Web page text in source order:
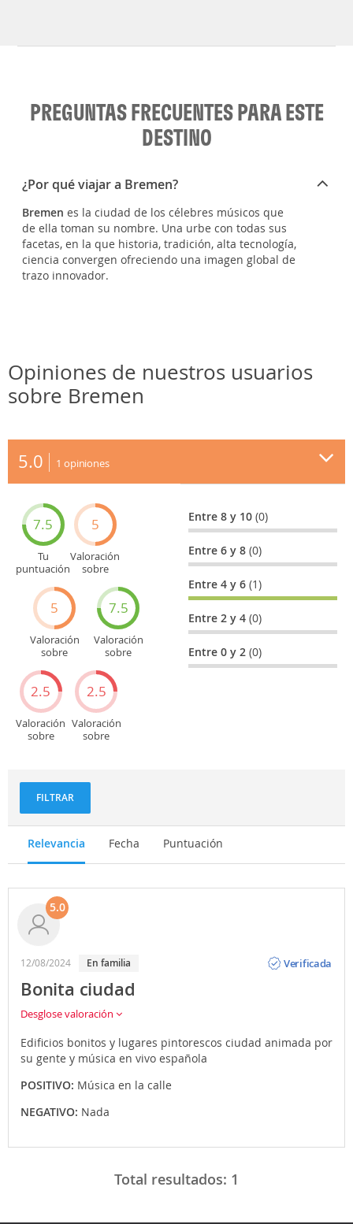
PREGUNTAS FRECUENTES PARA ESTE
DESTINO
¿Por qué viajar a Bremen?
Bremen es la ciudad de los célebres músicos que
de ella toman su nombre. Una urbe con todas sus
facetas, en la que historia, tradición, alta tecnología,
ciencia convergen ofreciendo una imagen global de
trazo innovador.
Opiniones de nuestros usuarios
sobre Bremen
5.0 1 opiniones
7.5
Tu
puntuación
5
Valoración
sobre
5
Valoración
sobre
7.5
Valoración
sobre
turísticos
2.5
Valoración
sobre
2.5
Valoración
sobre
Entre 8 y 10(0)
Entre 6 y 8(0)
Entre 4 y 6(1)
Entre 2 y 4(0)
Entre 0 y 2(0)
FILTRAR
Relevancia Fecha Puntuación
5.0
12/08/2024 En familia
Verificada
Bonita ciudad
Desglose valoración
Edificios bonitos y lugares pintorescos ciudad animada por
su gente y música en vivo española
POSITIVO: Música en la calle
NEGATIVO: Nada
Total resultados: 1